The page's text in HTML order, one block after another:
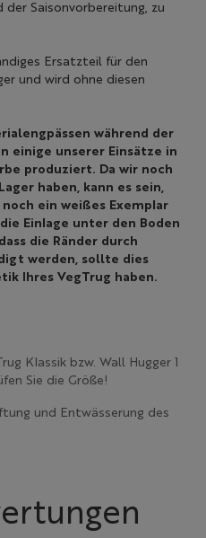
der Saisonvorbereitung, zu
Ersatzteil für den
und wird ohne diesen
während der
einige unserer Einsätze in
produziert. Da wir noch
haben, kann es sein,
ein weißes Exemplar
Einlage unter den Boden
die Ränder durch
werden, sollte dies
Ihres VegTrug haben.
Klassik bzw. Wall Hugger 1
Sie die Größe!
und Entwässerung des